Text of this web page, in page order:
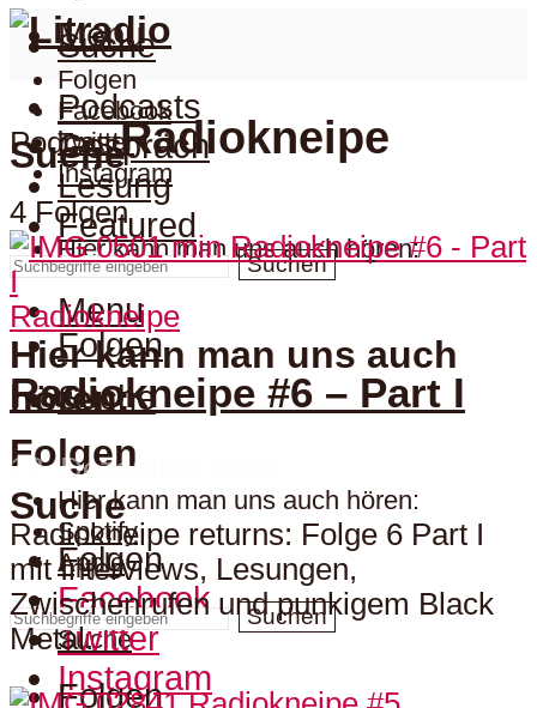
Folgen
Facebook
Twitter
Instagram
Hier kann man uns auch hören:
Hier kann man uns auch
hören:
Hier kann man uns auch hören:
Spotify
Apple
Suche
Menu
Suche
Suche
Suchen
Folgen
Folgen
Folgen
Facebook
Twitter
Instagram
Podcasts
Gespräch
Lesung
Featured
Menu
Suche
Suche
Suchen
Folgen
PodcastRadiokneipe
4 Folgen
Radiokneipe
Radiokneipe #6 – Part I
12. Dezember 2023
Radiokneipe returns: Folge 6 Part I
mit Interviews, Lesungen,
Zwischenrufen und punkigem Black
Metal.